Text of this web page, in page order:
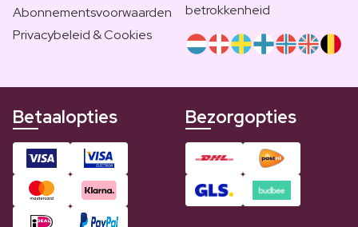
Abonnementsvoorwaarden
Privacybeleid & Cookies
betrokkenheid
Betaalopties Bezorgopties